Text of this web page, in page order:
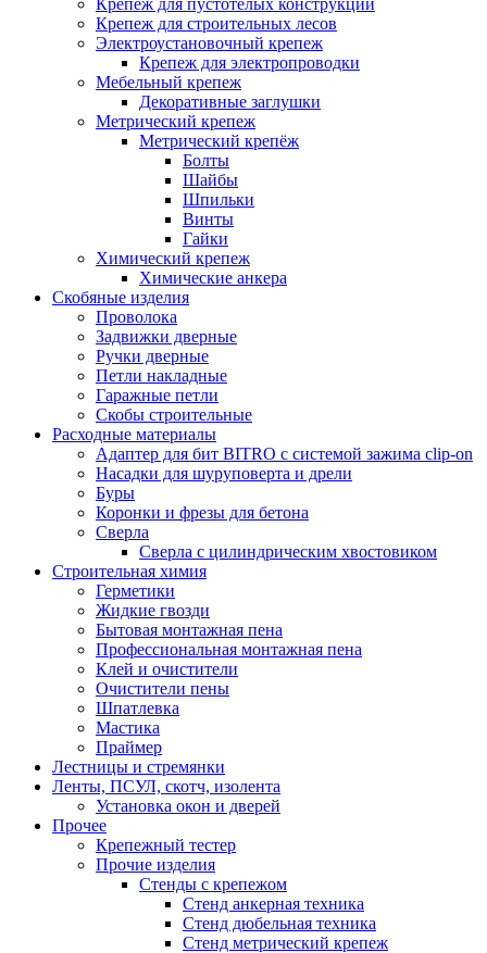
Крепеж для строительных лесов
Электроустановочный крепеж
Крепеж для электропроводки
Мебельный крепеж
Декоративные заглушки
Метрический крепеж
Метрический крепёж
Болты
Шайбы
Шпильки
Винты
Гайки
Химический крепеж
Химические анкера
Скобяные изделия
Проволока
Задвижки дверные
Ручки дверные
Петли накладные
Гаражные петли
Скобы строительные
Расходные материалы
Адаптер для бит BITRO с системой зажима clip-on
Насадки для шуруповерта и дрели
Буры
Коронки и фрезы для бетона
Сверла
Сверла с цилиндрическим хвостовиком
Строительная химия
Герметики
Жидкие гвозди
Бытовая монтажная пена
Профессиональная монтажная пена
Клей и очистители
Очистители пены
Шпатлевка
Мастика
Праймер
Лестницы и стремянки
Ленты, ПСУЛ, скотч, изолента
Установка окон и дверей
Прочее
Крепежный тестер
Прочие изделия
Стенды с крепежом
Стенд анкерная техника
Стенд дюбельная техника
Стенд метрический крепеж